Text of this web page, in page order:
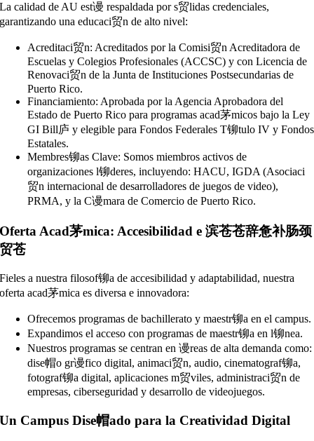
La calidad de AU est谩 respaldada por s贸lidas credenciales,
garantizando una educaci贸n de alto nivel:
Acreditaci贸n: Acreditados por la Comisi贸n Acreditadora de
Escuelas y Colegios Profesionales (ACCSC) y con Licencia de
Renovaci贸n de la Junta de Instituciones Postsecundarias de
Puerto Rico.
Financiamiento: Aprobada por la Agencia Aprobadora del
Estado de Puerto Rico para programas acad茅micos bajo la Ley
GI Bill庐 y elegible para Fondos Federales T铆tulo IV y Fondos
Estatales.
Membres铆as Clave: Somos miembros activos de
organizaciones l铆deres, incluyendo: HACU, IGDA (Asociaci
贸n internacional de desarrolladores de juegos de video),
PRMA, y la C谩mara de Comercio de Puerto Rico.
Oferta Acad茅mica: Accesibilidad e 滨苍苍辞惫补肠颈
贸苍
Fieles a nuestra filosof铆a de accesibilidad y adaptabilidad, nuestra
oferta acad茅mica es diversa e innovadora:
Ofrecemos programas de bachillerato y maestr铆a en el campus.
Expandimos el acceso con programas de maestr铆a en l铆nea.
Nuestros programas se centran en 谩reas de alta demanda como:
dise帽o gr谩fico digital, animaci贸n, audio, cinematograf铆a,
fotograf铆a digital, aplicaciones m贸viles, administraci贸n de
empresas, ciberseguridad y desarrollo de videojuegos.
Un Campus Dise帽ado para la Creatividad Digital